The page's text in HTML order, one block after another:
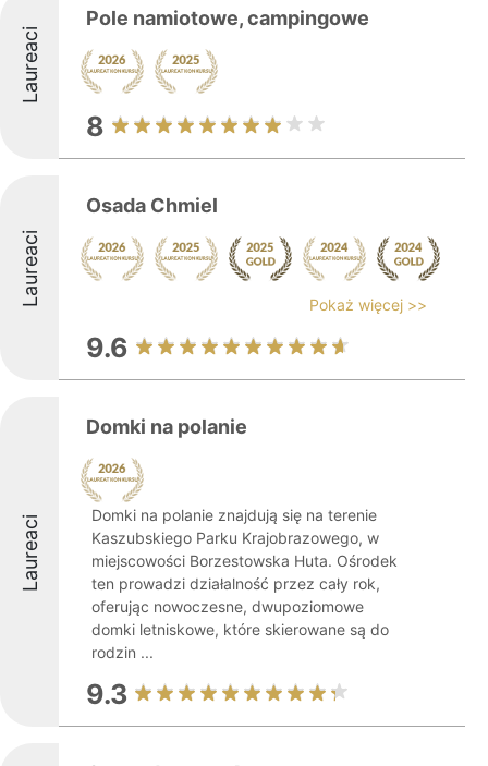
Laureaci
Pole namiotowe, campingowe
8
Laureaci
Osada Chmiel
Pokaż więcej >>
9.6
Laureaci
Domki na polanie
Domki na polanie znajdują się na terenie
Kaszubskiego Parku Krajobrazowego, w
miejscowości Borzestowska Huta. Ośrodek
ten prowadzi działalność przez cały rok,
oferując nowoczesne, dwupoziomowe
domki letniskowe, które skierowane są do
rodzin ...
9.3